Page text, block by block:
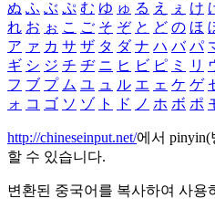
ぬ ふ ぶ ぷ む ゆ ゅ る え ぇ け
れ お ぉ こ ご そ ぞ と ど の ほ
ア ァ カ サ ザ タ ダ ナ ハ バ パ
ギ シ ジ チ ヂ ニ ヒ ビ ピ ミ リ
フ ブ プ ム ユ ュ ル エ ェ ケ ゲ
ォ コ ゴ ソ ゾ ト ド ノ ホ ボ ポ
http://chineseinput.net/에서
할 수 있습니다.
변환된 중국어를 복사하여 사용